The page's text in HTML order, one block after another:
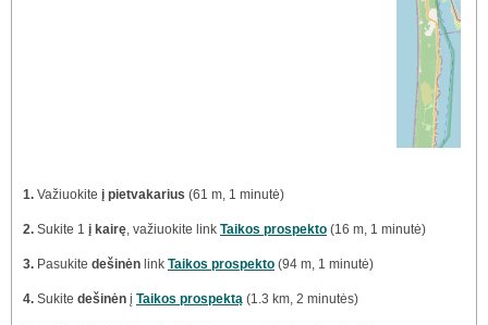
1. Važiuokite į pietvakarius (61 m, 1 minutė)
2. Sukite 1 į kairę, važiuokite link Taikos prospekto (16 m, 1 minutė)
3. Pasukite dešinėn link Taikos prospekto (94 m, 1 minutė)
4. Sukite dešinėn į Taikos prospektą (1.3 km, 2 minutės)